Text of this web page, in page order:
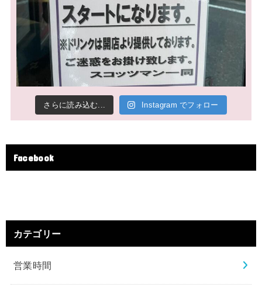
さらに読み込む... Instagram でフォロー
Facebook
カテゴリー
営業時間